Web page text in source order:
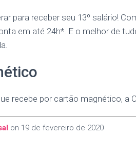
para receber seu 13º salário!
em até 24h*. E o melhor de
recebe por cartão magnético, a
on 19 de fevereiro de 2020